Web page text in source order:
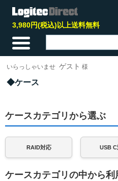
3,980円(税込)以上送料無料
いらっしゃいませ ゲスト 様
ケース
ケースカテゴリから選ぶ
RAID対応 USB C
ケースカテゴリの中から